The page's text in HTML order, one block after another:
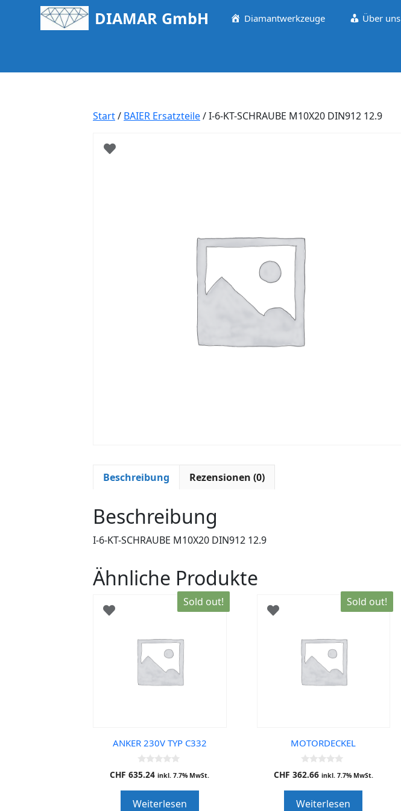
DIAMAR GmbH Diamantwerkzeuge Über uns
Start/ BAIER Ersatzteile/ I-6-KT-SCHRAUBE M10X20 DIN912 12.9
Beschreibung Rezensionen (0)
Beschreibung
I-6-KT-SCHRAUBE M10X20 DIN912 12.9
Ähnliche Produkte
Sold out!
ANKER 230V TYP C332
0
o
o
CHF 635.24 inkl. 7.7% MwSt.
Weiterlesen
Sold out!
MOTORDECKEL
0
o
o
CHF 362.66 inkl. 7.7% MwSt.
Weiterlesen